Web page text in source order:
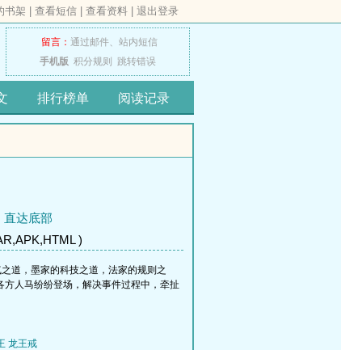
书架 查看短信 查看资料 退出登录
留言： 通过邮件、 站内短信
手机版 积分规则 跳转错误
排行榜单 阅读记录
直达底部
)
道，墨家的科技之道，法家的规则之
人马纷纷登场，解决事件过程中，牵扯
龙王戒